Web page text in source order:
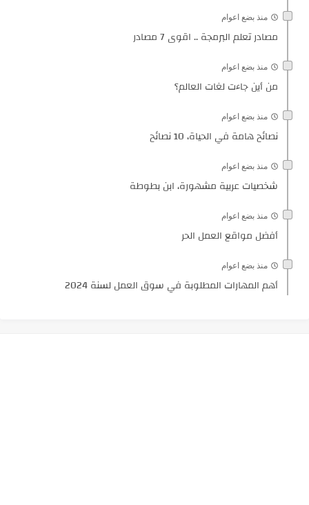
منذ بضع اعوام
مصادر تعلم البرمجة .. اقوى 7 مصادر
منذ بضع اعوام
من أين جاءت لغات العالم؟
منذ بضع اعوام
نصائح هامة في الحياة، 10 نصائح
منذ بضع اعوام
شخصيات عربية مشهورة، ابن بطوطة
منذ بضع اعوام
أفضل مواقع العمل الحر
منذ بضع اعوام
أهم المهارات المطلوبة في سوق العمل لسنة 2024